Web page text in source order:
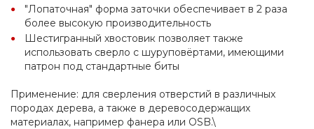
"Лопаточная" форма заточки обеспечивает в 2 раза
более высокую производительность
Шестигранный хвостовик позволяет также
использовать сверло с шуруповёртами, имеющими
патрон под стандартные биты
Применение: для сверления отверстий в различных
породах дерева, а также в деревосодержащих
материалах, например фанера или OSB.\